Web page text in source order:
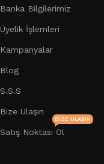
Banka Bilgilerimiz
Üyelik İşlemleri
Kampanyalar
Blog
S.S.S
Bize Ulaşın
Satış Noktası Ol
BIZE ULAŞIN